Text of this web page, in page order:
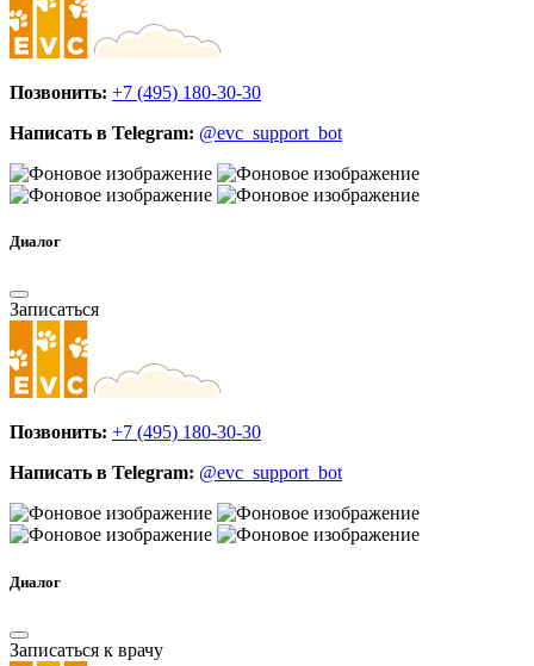
Позвонить: +7 (495) 180-30-30
Написать в Telegram: @evc_support_bot
Диалог
Записаться
Позвонить: +7 (495) 180-30-30
Написать в Telegram: @evc_support_bot
Диалог
Записаться к врачу